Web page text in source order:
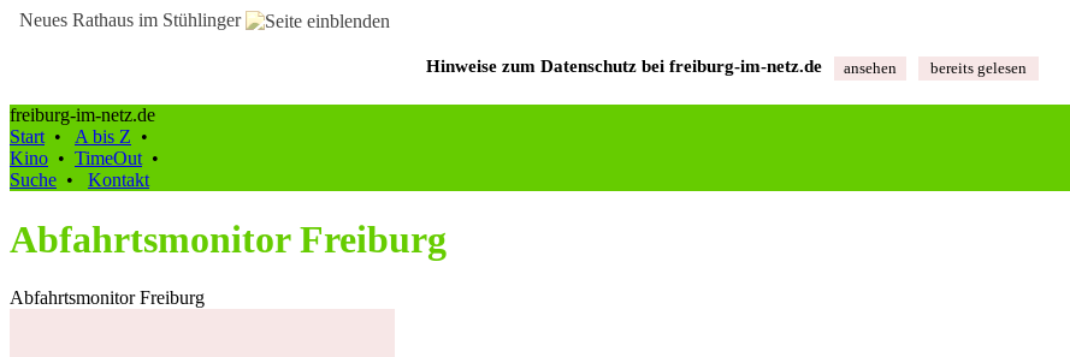
Neues Rathaus im Stühlinger
Hinweise zum Datenschutz bei freiburg‑im‑netz.de ansehen bereits gelesen
freiburg-im-netz.de
Start • A bis Z •
Kino • TimeOut •
Suche • Kontakt
Abfahrtsmonitor Freiburg
Abfahrtsmonitor Freiburg